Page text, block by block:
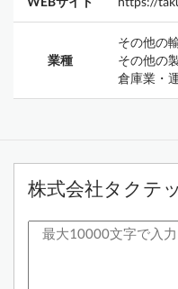
業種
その他の
その他の
倉庫業・
株式会社タクテ